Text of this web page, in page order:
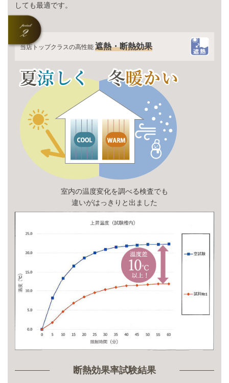
しても最適です。
当店トップクラスの高性能 遮熱・断熱効果
室内の温度変化を調べる検査でも
違いがはっきりと出ました
断熱効果率試験結果